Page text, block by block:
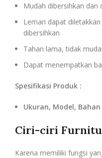
Mudah dibersihkan dan
Lemari dapat
dibersihkan
Tahan lama, tidak
Dapat menempatkan
Spesifikasi Produk :
Ukuran, Model,
Ciri-ciri
Karena memiliki fungsi